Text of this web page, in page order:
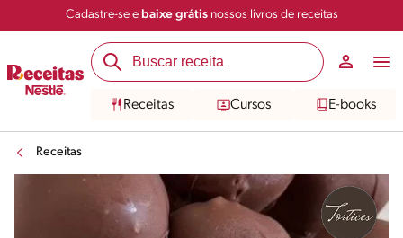
Cadastre-se e baixe grátisnossos livros de receitas
Receitas Cursos E-books
Receitas
Salvar Compartilhar